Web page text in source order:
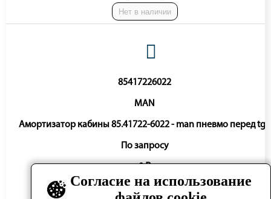
Нет в наличии
85417226022
MAN
Амортизатор кабины 85.41722-6022 - man пневмо перед tga
По запросу
0 ₽
Согласие на использование